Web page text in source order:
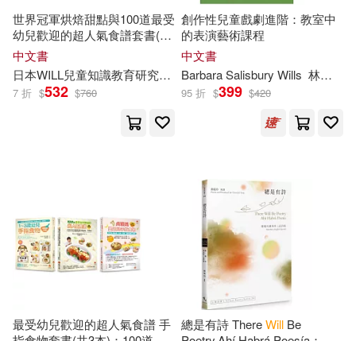
Positive Party(134)
Alexander(131)
Charles(120)
Clark(120) King(120)
Penguin Group USA(53)
Thorndike Pr(51)
Midpoint Trade Books Inc(48)
Leisure Books(45)
Independent Pub Group(44)
Ingram Pub Services(44)
世界冠軍烘焙甜點與100道最受
幼兒歡迎的超人氣食譜套書(共
2本)
中文書
日本WILL兒童知識教育研究中心 楊嘉明
7 折 $532 $760
創作性兒童戲劇進階：教室中
的表演藝術課程
中文書
Barbara Salisbury Wills 林玫君、林珮如
95 折 $399 $420
最受幼兒歡迎的超人氣食譜 手
總是有詩 ThereWill Be